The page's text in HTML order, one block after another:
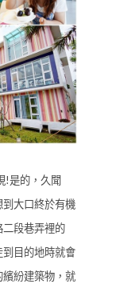
!是的，久聞
到大口終於有機
段巷弄裡的
到目的地時就會
紛建築物，就